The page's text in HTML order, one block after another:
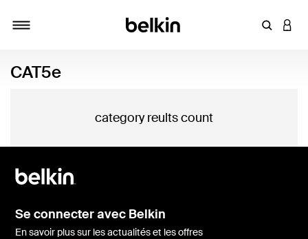
Saisir
CAT5e
category reults count
Se connecter avec Belkin
En savoir plus sur les actualités et les offres